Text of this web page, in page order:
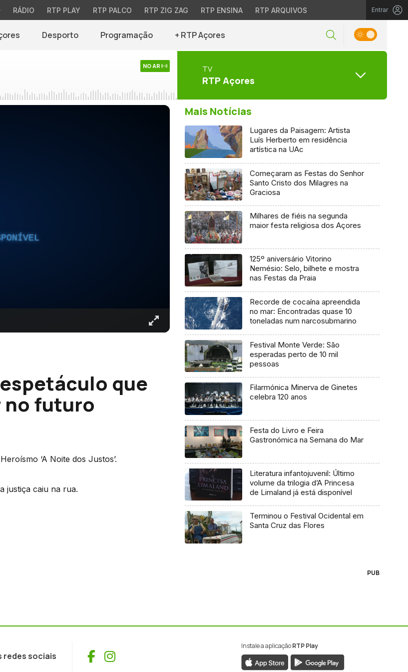
RÁDIO RTP PLAY RTP PALCO RTP ZIG ZAG RTP ENSINA RTP ARQUIVOS Entrar
Desporto Programação + RTP Açores
NO AR TV
RTP Açores
espetáculo que
no futuro
‘A Noite dos Justos’.
justiça caiu na rua.
Mais Notícias
Lugares da Paisagem: Artista
Luís Herberto em residência
artística na UAc
Começaram as Festas do Senhor
Santo Cristo dos Milagres na
Graciosa
Milhares de fiéis na segunda
maior festa religiosa dos Açores
125º aniversário Vitorino
Nemésio: Selo, bilhete e mostra
nas Festas da Praia
Recorde de cocaína apreendida
no mar: Encontradas quase 10
toneladas num narcosubmarino
Festival Monte Verde: São
esperadas perto de 10 mil
pessoas
Filarmónica Minerva de Ginetes
celebra 120 anos
Festa do Livro e Feira
Gastronómica na Semana do Mar
Literatura infantojuvenil: Último
volume da trilogia d’A Princesa
de Limaland já está disponível
Terminou o Festival Ocidental em
Santa Cruz das Flores
PUB
redes sociais Facebook
Instagram
Instale a aplicaçãoRTP Play